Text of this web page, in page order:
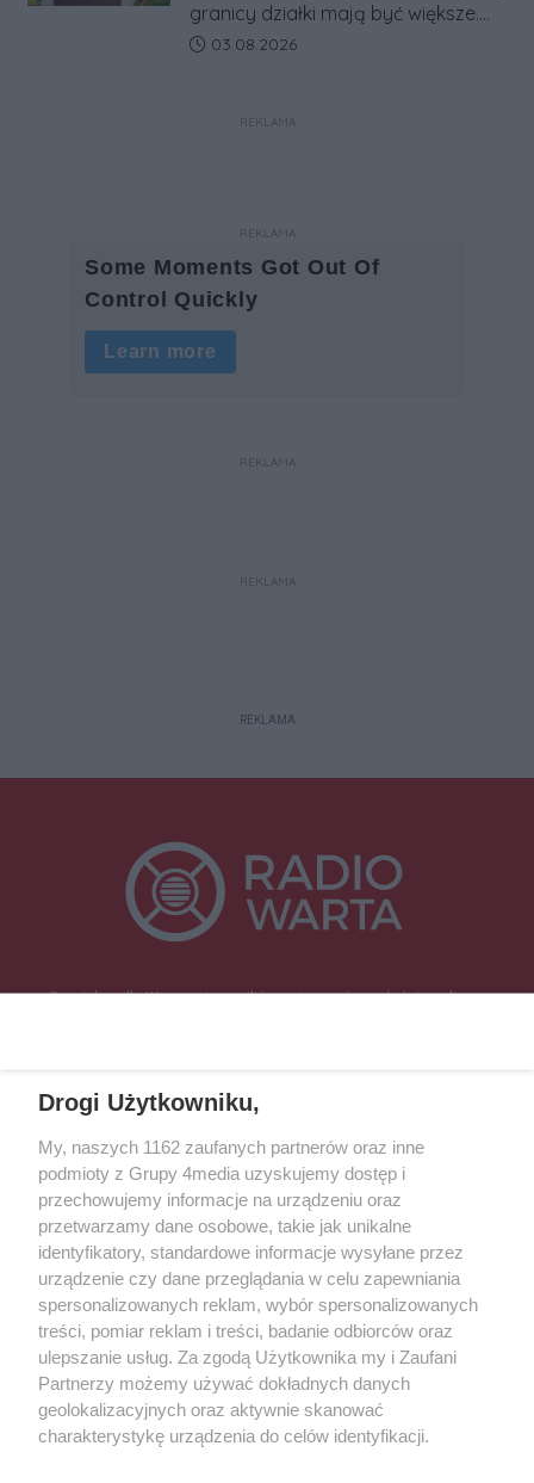
granicy działki mają być większe.
Projekt zaostrza też zasady
Data dodania artykułu:
03.08.2026
REKLAMA
REKLAMA
REKLAMA
REKLAMA
REKLAMA
Specjalnie dla Was postanowiliśmy stworzyć rozgłośnię radiową
Śrem, Jarocin, Gniezno, Ostrów Wlkp.).
Kontakt Reklama Patronat
Dane firmowe
Regulamin serwisu i ogłoszeń drobnych
Regulamin konkursów
Polityka prywatności
Przetwarzanie danych osobowych
Zapisz się do newslettera
Dołącz do grona ludzi najlepiej poinformowanych!
Zapisz się »
Drogi Użytkowniku,
My, naszych 1162 zaufanych partnerów oraz inne
podmioty z Grupy 4media uzyskujemy dostęp i
przechowujemy informacje na urządzeniu oraz
przetwarzamy dane osobowe, takie jak unikalne
identyfikatory, standardowe informacje wysyłane przez
urządzenie czy dane przeglądania w celu zapewniania
spersonalizowanych reklam, wybór spersonalizowanych
treści, pomiar reklam i treści, badanie odbiorców oraz
ulepszanie usług. Za zgodą Użytkownika my i Zaufani
Partnerzy możemy używać dokładnych danych
geolokalizacyjnych oraz aktywnie skanować
charakterystykę urządzenia do celów identyfikacji.